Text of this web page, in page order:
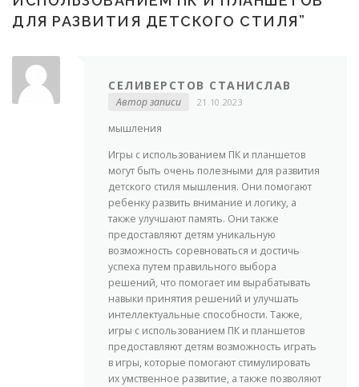
ДЛЯ РАЗВИТИЯ ДЕТСКОГО СТИЛЯ”
СЕЛИВЕРСТОВ СТАНИСЛАВ
Автор записи 21.10.2023
мышления
Игры с использованием ПК и планшетов
могут быть очень полезными для развития
детского стиля мышления. Они помогают
ребенку развить внимание и логику, а
также улучшают память. Они также
предоставляют детям уникальную
возможность соревноваться и достичь
успеха путем правильного выбора
решений, что помогает им вырабатывать
навыки принятия решений и улучшать
интеллектуальные способности. Также,
игры с использованием ПК и планшетов
предоставляют детям возможность играть
в игры, которые помогают стимулировать
их умственное развитие, а также позволяют